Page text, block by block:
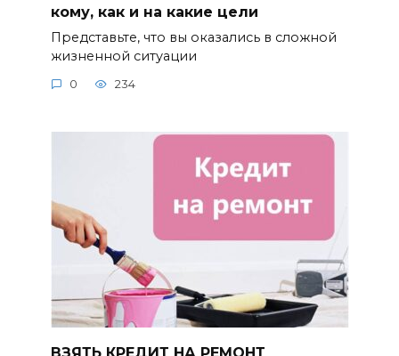
кому, как и на какие цели
Представьте, что вы оказались в сложной
жизненной ситуации
0 234
ВЗЯТЬ КРЕДИТ НА РЕМОНТ